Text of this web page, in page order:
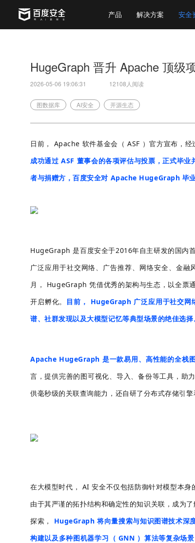
产品 解决方案 安全
HugeGraph 晋升 Apache 顶级
2026-05-06 19:06:31 12108人阅读
图数据库 AI安全 开源生态
日前， Apache 软件基金会（ ASF ）官方宣布，
成功通过 ASF 董事会的各项评估与投票，正式毕
者与捐赠方，百度安全对 Apache HugeGraph 毕业
HugeGraph 是百度安全于2016年自主研发的国内
广泛应用于社交网络、广告推荐、网络安全、金
月， HugeGraph 凭借优秀的架构与生态，以全票
开启孵化。 目前， HugeGraph 广泛应用于社交网
谱、社群发现以及大模型记忆等典型场景的绝佳选择
Apache HugeGraph 是一款易用、高性能的全栈
言，提供完善的图可视化、导入、备份等工具，助
供毫秒级的关联查询能力，还自研了分布式存储引
在大模型时代， AI 安全不仅包括防御针对模型本
由于其严谨的拓扑结构和确定性的知识关联，成为
探索，
HugeGraph 将向量搜索与知识图谱技术深
构建以及多种图机器学习（ GNN ）算法等复杂场